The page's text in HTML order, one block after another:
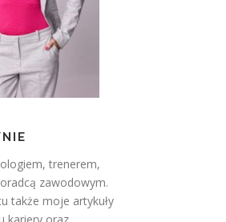
trenerem,
zawodowym.
także moje artykuły